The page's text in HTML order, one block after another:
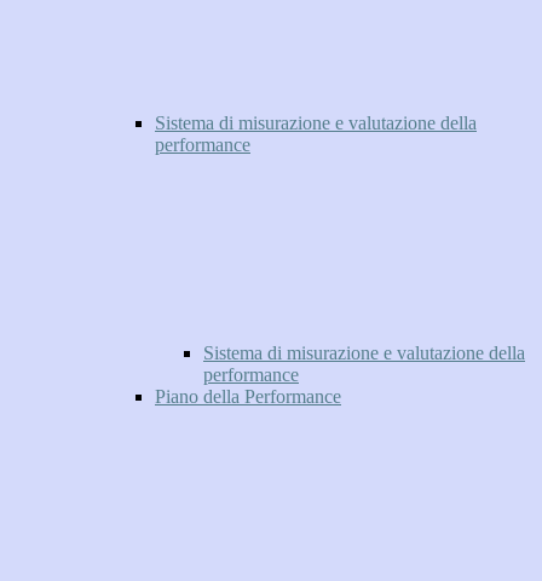
Sistema di misurazione e valutazione della
performance
Sistema di misurazione e valutazione della
performance
Piano della Performance